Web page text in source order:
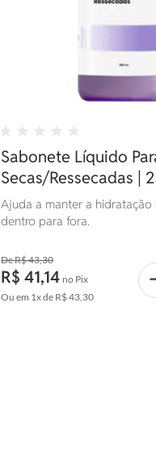
Sabonete Líquido
Secas/Ressecadas |
Ajuda a manter a
dentro para fora.
R$ 43,30
R$ 41,14 no Pix
Ou em 1xde R$ 43,30